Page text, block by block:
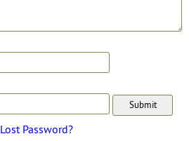
Lost Password?